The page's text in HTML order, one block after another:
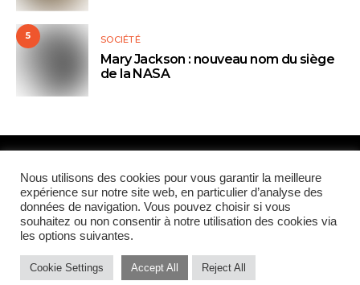
5 SOCIÉTÉ
Mary Jackson : nouveau nom du siège
de la NASA
Paris Global Forum
QUI SOMMES-NOUS CONTRIBUTEURS
CONTACT
MENTIONS LÉGALES
Nous utilisons des cookies pour vous garantir la meilleure
expérience sur notre site web, en particulier d’analyse des
données de navigation. Vous pouvez choisir si vous
souhaitez ou non consentir à notre utilisation des cookies via
les options suivantes.
Cookie Settings Accept All Reject All